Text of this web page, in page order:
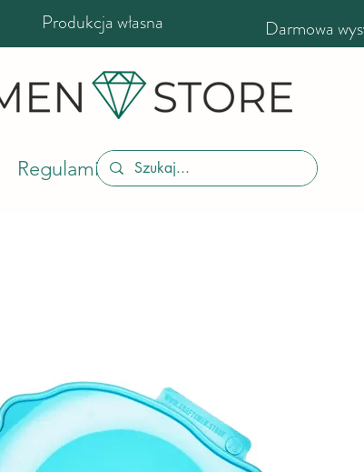
Produkcja własna Darmowa
Regulamin sklepu